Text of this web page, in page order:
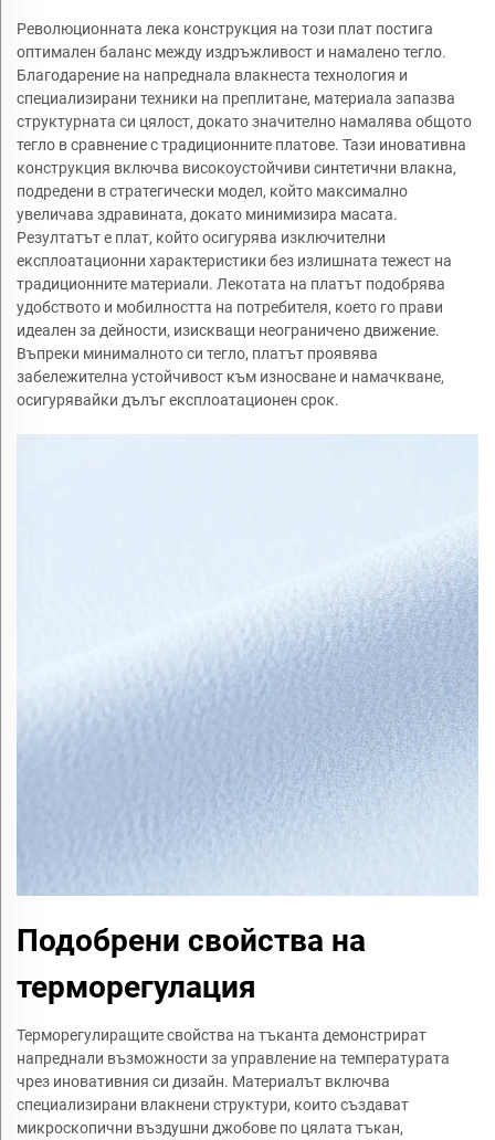
Революционната лека конструкция на този плат постига
оптимален баланс между издръжливост и намалено тегло.
Благодарение на напреднала влакнеста технология и
специализирани техники на преплитане, материала запазва
структурната си цялост, докато значително намалява общото
тегло в сравнение с традиционните платове. Тази иновативна
конструкция включва високоустойчиви синтетични влакна,
подредени в стратегически модел, който максимално
увеличава здравината, докато минимизира масата.
Резултатът е плат, който осигурява изключителни
експлоатационни характеристики без излишната тежест на
традиционните материали. Лекотата на платът подобрява
удобството и мобилността на потребителя, което го прави
идеален за дейности, изискващи неограничено движение.
Въпреки минималното си тегло, платът проявява
забележителна устойчивост към износване и намачкване,
осигурявайки дълъг експлоатационен срок.
Подобрени свойства на
терморегулация
Терморегулиращите свойства на тъканта демонстрират
напреднали възможности за управление на температурата
чрез иновативния си дизайн. Материалът включва
специализирани влакнени структури, които създават
микроскопични въздушни джобове по цялата тъкан,